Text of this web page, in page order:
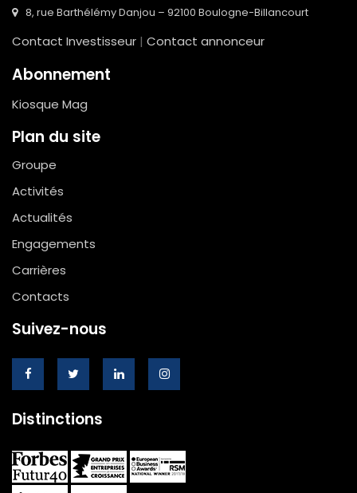
8, rue Barthélémy Danjou – 92100 Boulogne-Billancourt
Contact Investisseur | Contact annonceur
Abonnement
Kiosque Mag
Plan du site
Groupe
Activités
Actualités
Engagements
Carrières
Contacts
Suivez-nous
Distinctions